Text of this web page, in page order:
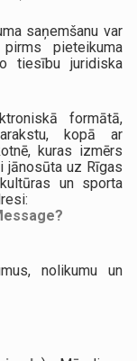
saņemšanu var
pieteikuma
tiesību juridiska
formātā,
kopā ar
kuras izmērs
jānosūta uz Rīgas
un sporta
e-adresi:
nolikumu un